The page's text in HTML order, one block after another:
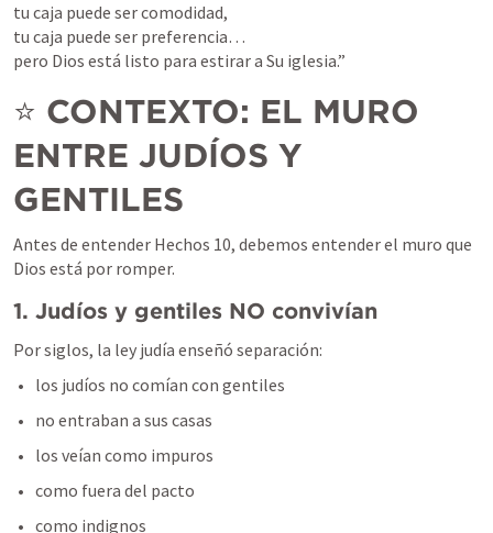
tu caja puede ser comodidad,
tu caja puede ser preferencia…
pero Dios está listo para estirar a Su iglesia.”
⭐ CONTEXTO: EL MURO
ENTRE JUDÍOS Y
GENTILES
Antes de entender Hechos 10, debemos entender el muro que
Dios está por romper.
1. Judíos y gentiles NO convivían
Por siglos, la ley judía enseñó separación:
los judíos no comían con gentiles
no entraban a sus casas
los veían como impuros
como fuera del pacto
como indignos